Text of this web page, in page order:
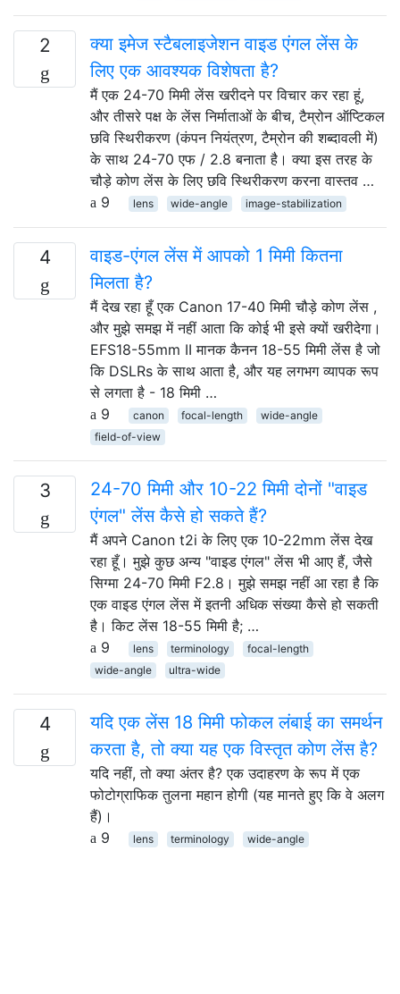
2
क्या इमेज स्टैबलाइजेशन वाइड एंगल लेंस के
लिए एक आवश्यक विशेषता है?
मैं एक 24-70 मिमी लेंस खरीदने पर विचार कर रहा हूं,
और तीसरे पक्ष के लेंस निर्माताओं के बीच, टैम्रोन ऑप्टिकल
छवि स्थिरीकरण (कंपन नियंत्रण, टैम्रोन की शब्दावली में)
के साथ 24-70 एफ / 2.8 बनाता है। क्या इस तरह के
चौड़े कोण लेंस के लिए छवि स्थिरीकरण करना वास्तव …
9
lens wide-angle image-stabilization
4
वाइड-एंगल लेंस में आपको 1 मिमी कितना
मिलता है?
मैं देख रहा हूँ एक Canon 17-40 मिमी चौड़े कोण लेंस ,
और मुझे समझ में नहीं आता कि कोई भी इसे क्यों खरीदेगा।
EFS18-55mm II मानक कैनन 18-55 मिमी लेंस है जो
कि DSLRs के साथ आता है, और यह लगभग व्यापक रूप
से लगता है - 18 मिमी …
9
canon focal-length
wide-angle
field-of-view
3
24-70 मिमी और 10-22 मिमी दोनों "वाइड
एंगल" लेंस कैसे हो सकते हैं?
मैं अपने Canon t2i के लिए एक 10-22mm लेंस देख
रहा हूँ। मुझे कुछ अन्य "वाइड एंगल" लेंस भी आए हैं, जैसे
सिग्मा 24-70 मिमी F2.8। मुझे समझ नहीं आ रहा है कि
एक वाइड एंगल लेंस में इतनी अधिक संख्या कैसे हो सकती
है। किट लेंस 18-55 मिमी है; …
9
lens terminology
focal-length
wide-angle
ultra-wide
4
यदि एक लेंस 18 मिमी फोकल लंबाई का समर्थन
करता है, तो क्या यह एक विस्तृत कोण लेंस है?
यदि नहीं, तो क्या अंतर है? एक उदाहरण के रूप में एक
फोटोग्राफिक तुलना महान होगी (यह मानते हुए कि वे अलग
हैं)।
9
lens terminology wide-angle